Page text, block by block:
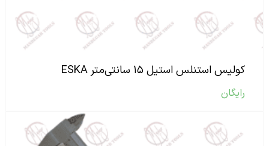
کولیس استنلس استیل ۱۵ سانتی‌متر ESKA
رایگان